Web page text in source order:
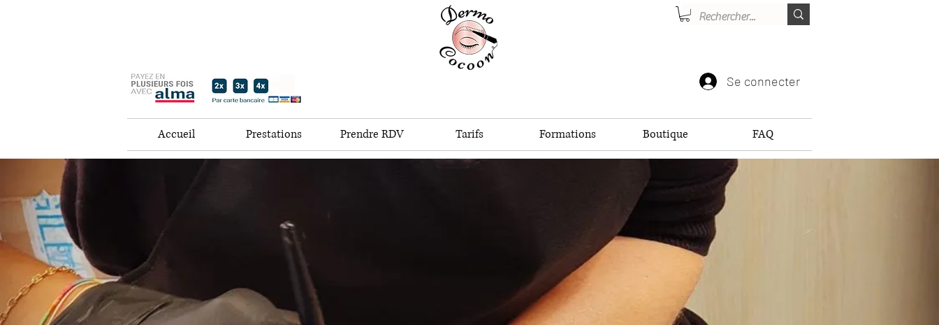
Se connecter
Accueil Prestations Prendre RDV Tarifs Formations Boutique FAQ